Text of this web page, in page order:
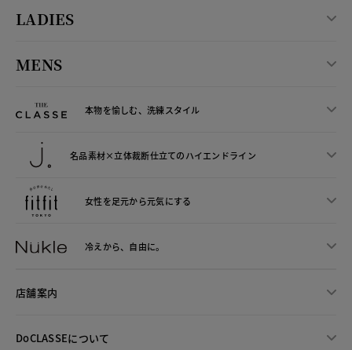
LADIES
MENS
本物を愉しむ、洗練スタイル
名品素材×立体裁断仕立てのハイエンドライン
女性を足元から元気にする
冷えから、 自由に。
店舗案内
DoCLASSEについて